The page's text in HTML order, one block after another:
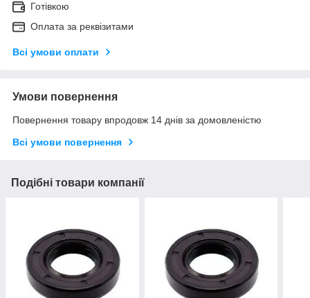
Готівкою
Оплата за реквізитами
Всі умови оплати
Умови повернення
Повернення товару впродовж 14 днів за домовленістю
Всі умови повернення
Подібні товари компанії